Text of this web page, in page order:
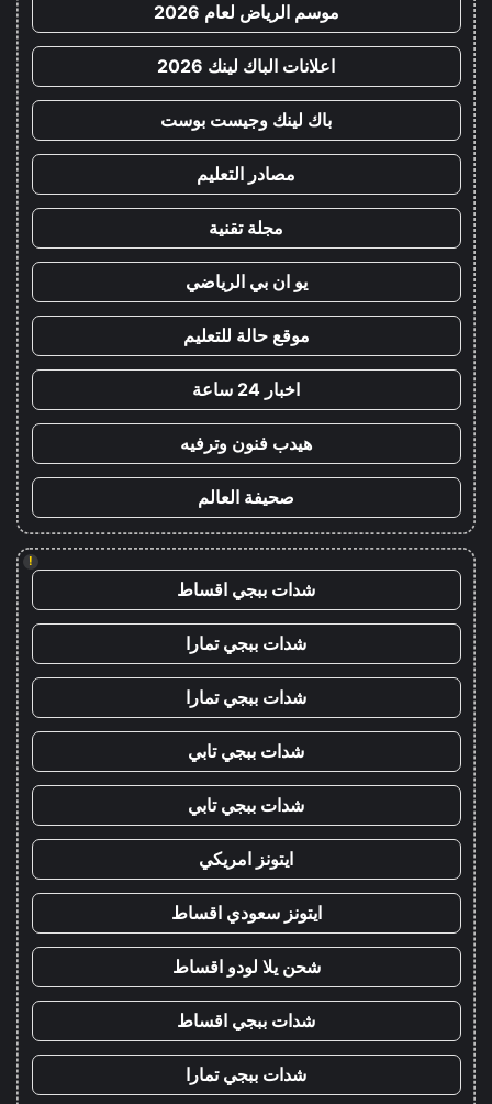
موسم الرياض لعام 2026
اعلانات الباك لينك 2026
باك لينك وجيست بوست
مصادر التعليم
مجلة تقنية
يو ان بي الرياضي
موقع حالة للتعليم
اخبار 24 ساعة
هيدب فنون وترفيه
صحيفة العالم
!
شدات ببجي اقساط
شدات ببجي تمارا
شدات ببجي تمارا
شدات ببجي تابي
شدات ببجي تابي
ايتونز امريكي
ايتونز سعودي اقساط
شحن يلا لودو اقساط
شدات ببجي اقساط
شدات ببجي تمارا